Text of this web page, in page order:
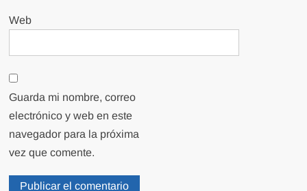
Web
Guarda mi nombre, correo
electrónico y web en este
navegador para la próxima
vez que comente.